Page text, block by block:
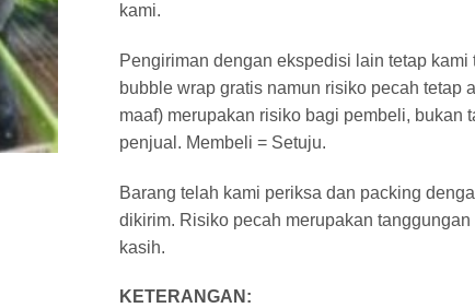
kami.
Pengiriman dengan ekspedisi lain tetap kami
bubble wrap gratis namun risiko pecah tetap
maaf) merupakan risiko bagi pembeli, bukan
penjual. Membeli = Setuju.
Barang telah kami periksa dan packing
dikirim. Risiko pecah merupakan tanggungan
kasih.
KETERANGAN: